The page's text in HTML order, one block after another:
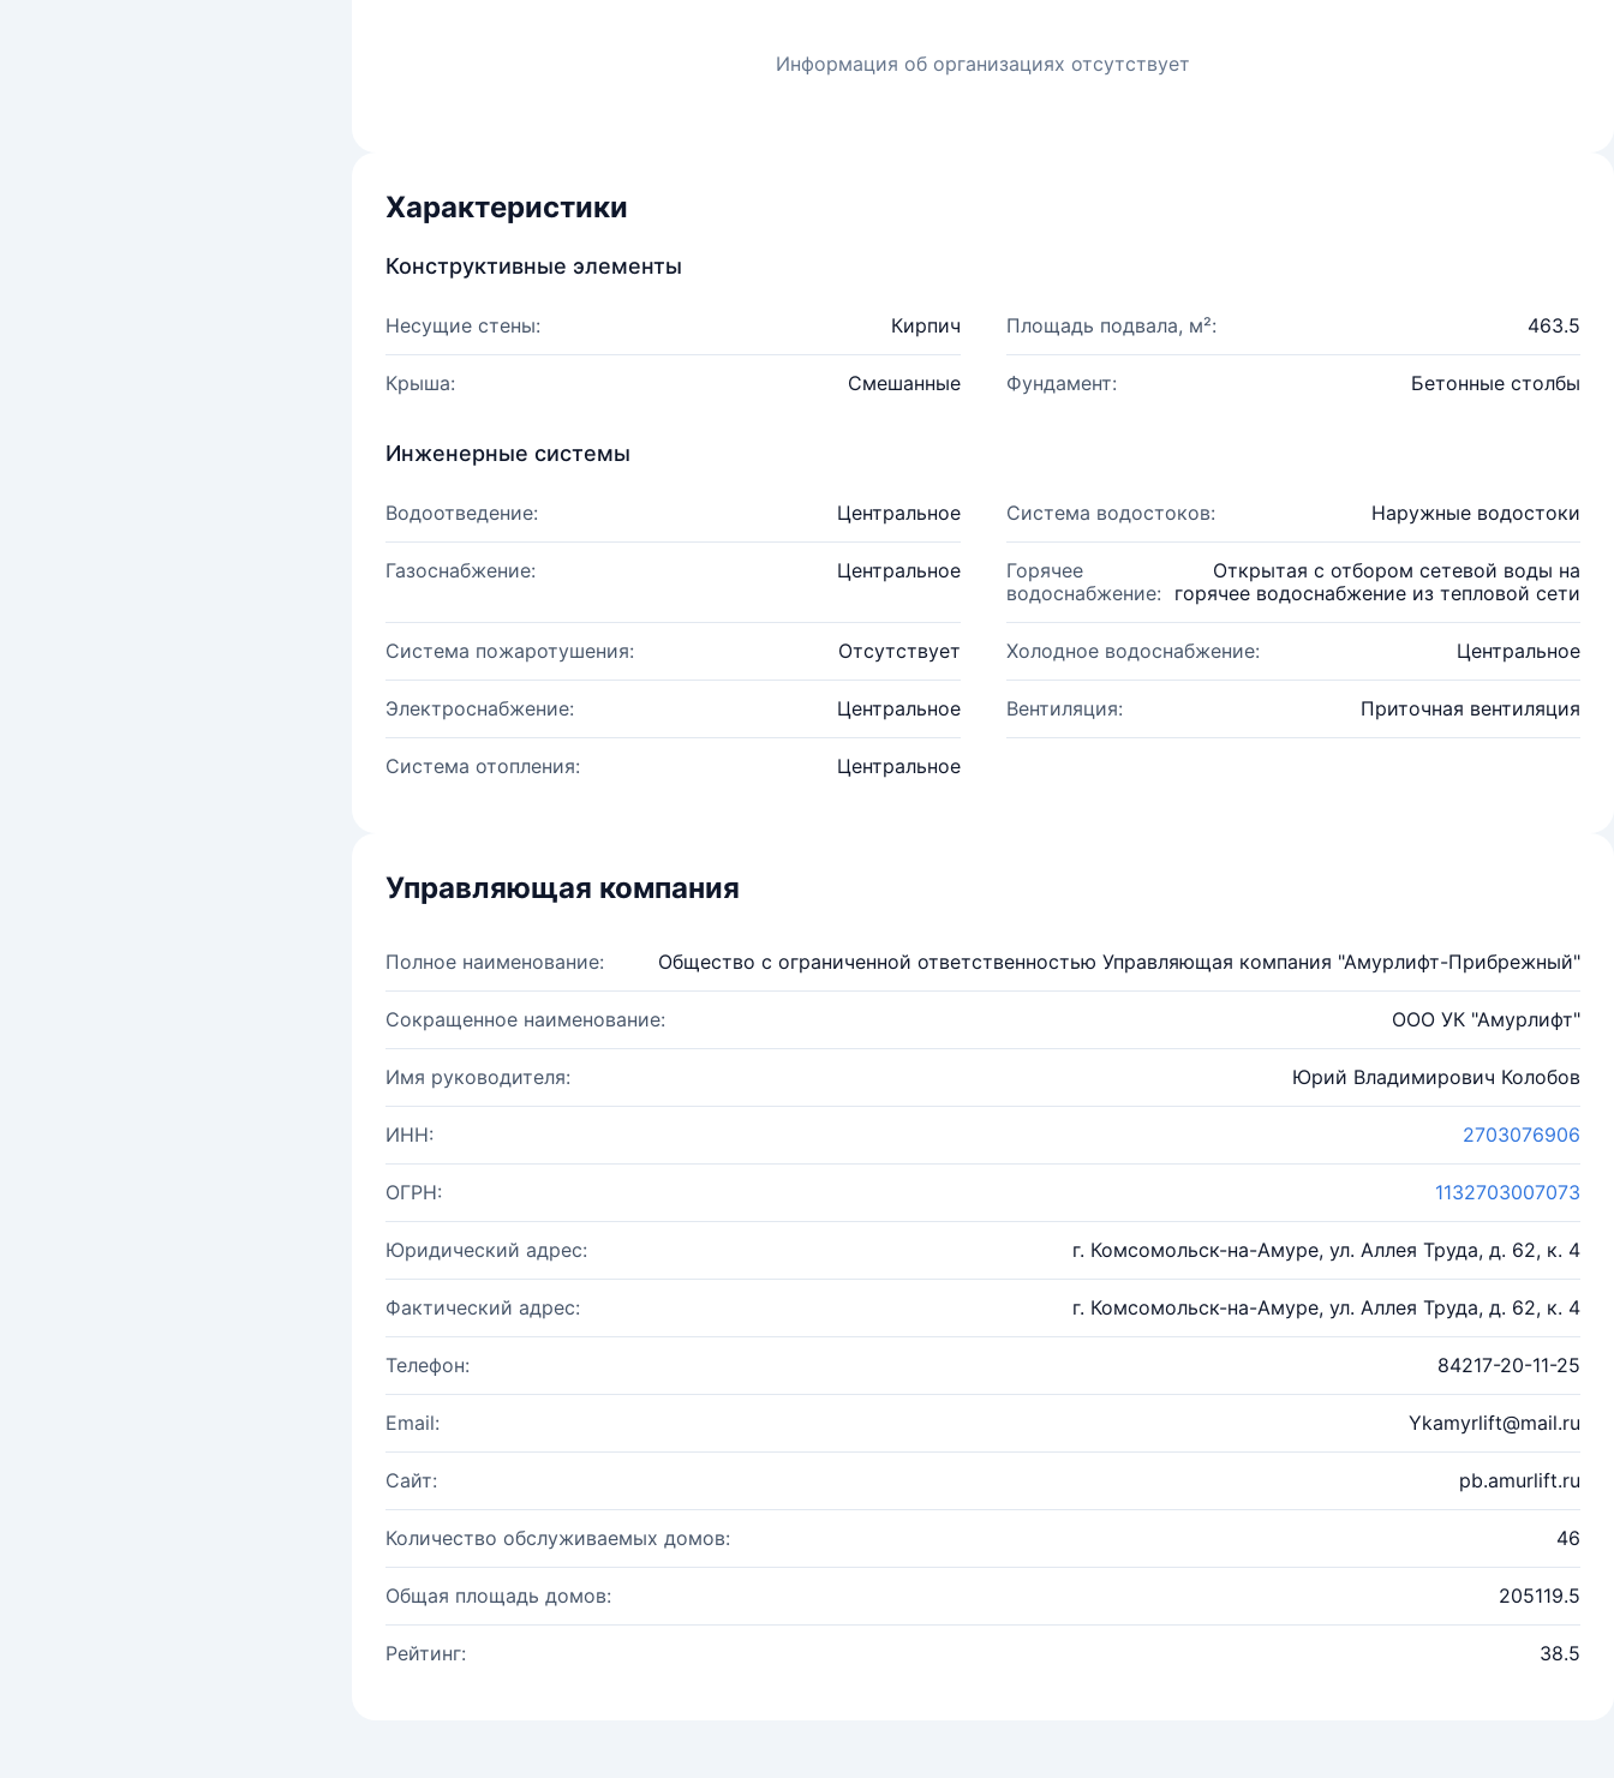
Информация об организациях отсутствует
Характеристики
Конструктивные элементы
Несущие стены: Кирпич Площадь подвала, м²: 463.5
Крыша: Смешанные Фундамент: Бетонные столбы
Инженерные системы
Водоотведение: Центральное Система водостоков: Наружные водостоки
Газоснабжение: Центральное
Горячее
водоснабжение:
Открытая с отбором сетевой воды на
горячее водоснабжение из тепловой сети
Система пожаротушения: Отсутствует Холодное водоснабжение: Центральное
Электроснабжение: Центральное Вентиляция: Приточная вентиляция
Система отопления: Центральное
Управляющая компания
Полное наименование: Общество с ограниченной ответственностью Управляющая компания "Амурлифт-Прибрежный"
Сокращенное наименование: ООО УК "Амурлифт"
Имя руководителя: Юрий Владимирович Колобов
ИНН: 2703076906
ОГРН: 1132703007073
Юридический адрес: г. Комсомольск-на-Амуре, ул. Аллея Труда, д. 62, к. 4
Фактический адрес: г. Комсомольск-на-Амуре, ул. Аллея Труда, д. 62, к. 4
Телефон: 84217-20-11-25
Email: Ykamyrlift@mail.ru
Сайт: pb.amurlift.ru
Количество обслуживаемых домов: 46
Общая площадь домов: 205119.5
Рейтинг: 38.5